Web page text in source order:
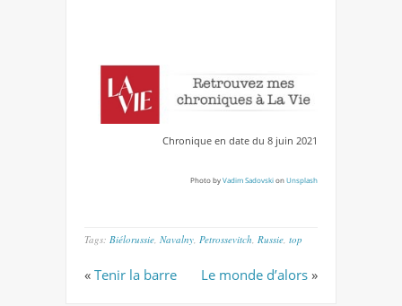
Chronique en date du 8 juin 2021
Photo byVadim SadovskionUnsplash
Tags: Biélorussie, Navalny, Petrossevitch, Russie, top
« Tenir la barre Le monde d’alors »